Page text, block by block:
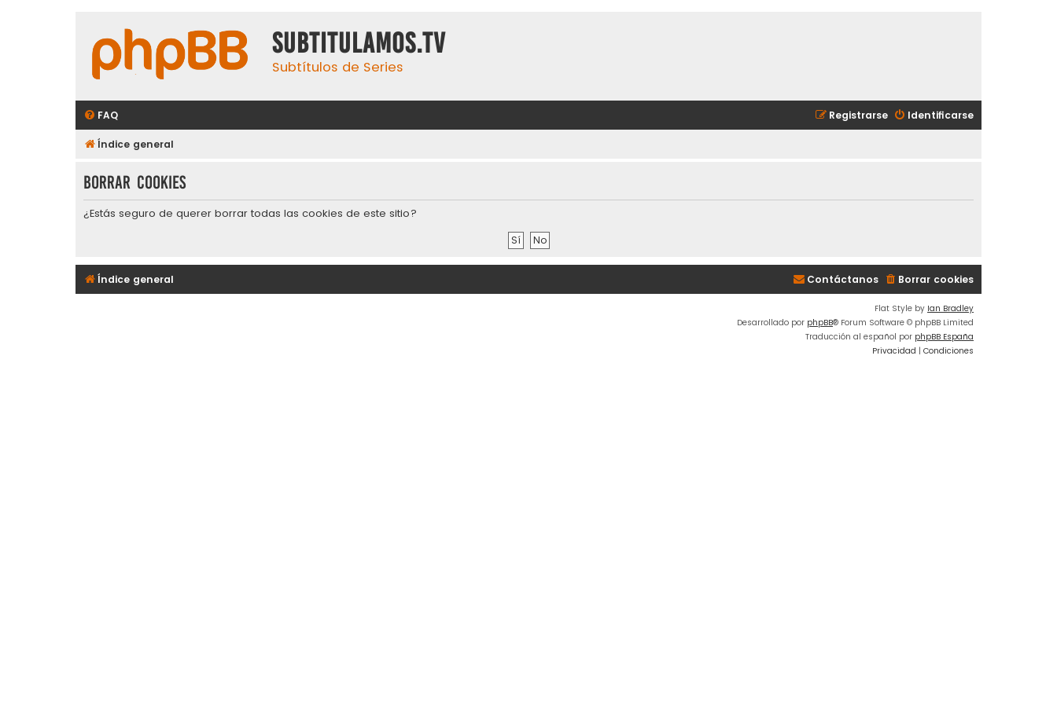
subtitulamos.tv
Subtítulos de Series
FAQ Identificarse
Registrarse
Índice general
Borrar cookies
¿Estás seguro de querer borrar todas las cookies de este sitio?
Índice general Borrar cookies
Contáctanos
Flat Style by Ian Bradley
Desarrollado por phpBB® Forum Software © phpBB Limited
Traducción al español por phpBB España
Privacidad | Condiciones